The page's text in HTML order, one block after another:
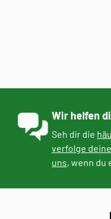
Wir helfen
Seh dir die
verfolge
uns, wenn du